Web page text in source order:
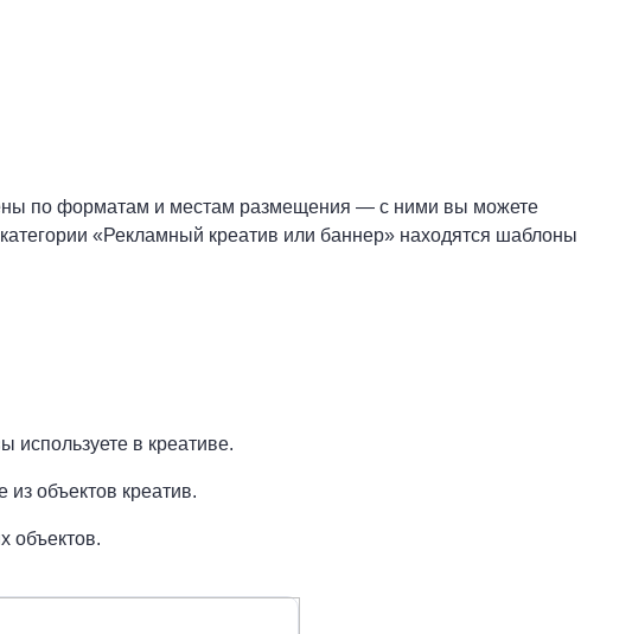
по форматам и местам размещения — с ними вы можете
«Рекламный креатив или баннер» находятся шаблоны
используете в креативе.
объектов креатив.
объектов.